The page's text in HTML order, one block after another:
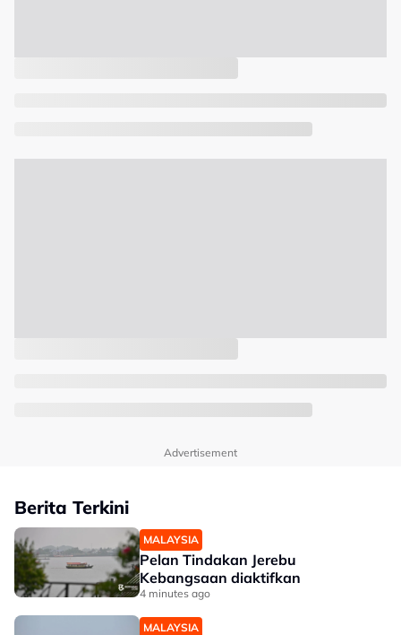
Advertisement
Berita Terkini
MALAYSIA
Pelan Tindakan Jerebu
Kebangsaan diaktifkan
4 minutes ago
MALAYSIA